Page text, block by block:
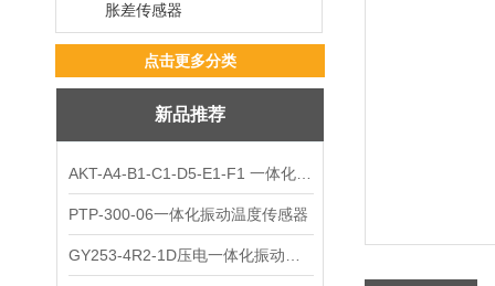
胀差传感器
点击更多分类
新品推荐
PTP-300-06一体化振动温度传感器